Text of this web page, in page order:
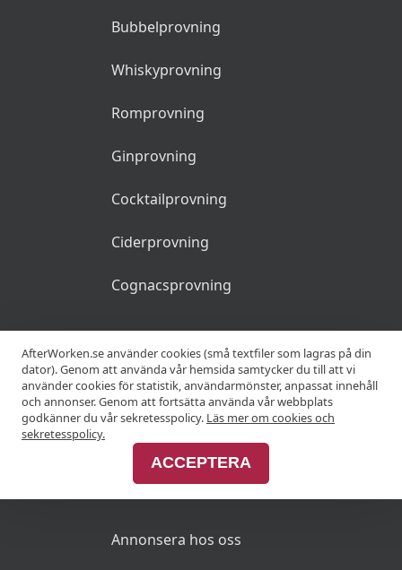
Bubbelprovning
Whiskyprovning
Romprovning
Ginprovning
Cocktailprovning
Ciderprovning
Cognacsprovning
KRÖGARE
Anslut din restaurang
Annonsera hos oss
AfterWorken.se använder cookies (små textfiler som lagras på din
dator). Genom att använda vår hemsida samtycker du till att vi
använder cookies för statistik, användarmönster, anpassat innehåll
och annonser. Genom att fortsätta använda vår webbplats
godkänner du vår sekretesspolicy. Läs mer om cookies och
sekretesspolicy.
ACCEPTERA